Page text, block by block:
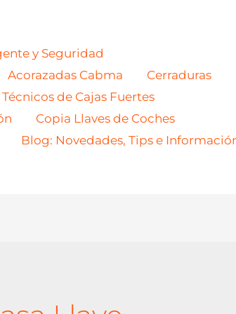
y Seguridad
Acorazadas Cabma
Cerraduras
Técnicos de Cajas Fuertes
Copia Llaves de Coches
Blog: Novedades, Tips e